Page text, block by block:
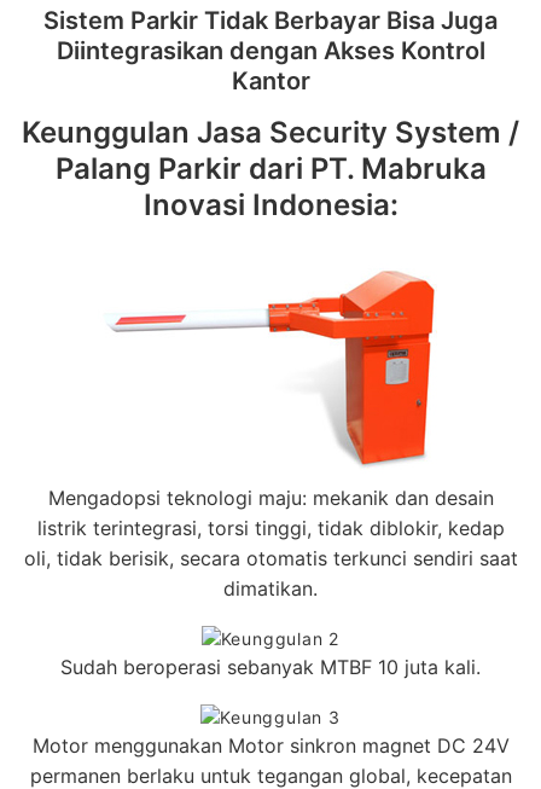
Sistem Parkir Tidak Berbayar Bisa Juga
Diintegrasikan dengan Akses Kontrol
Kantor
Keunggulan Jasa Security System /
Palang Parkir dari PT. Mabruka
Inovasi Indonesia:
Mengadopsi teknologi maju: mekanik dan desain
listrik terintegrasi, torsi tinggi, tidak diblokir, kedap
oli, tidak berisik, secara otomatis terkunci sendiri saat
dimatikan.
Sudah beroperasi sebanyak MTBF 10 juta kali.
Motor menggunakan Motor sinkron magnet DC 24V
permanen berlaku untuk tegangan global, kecepatan